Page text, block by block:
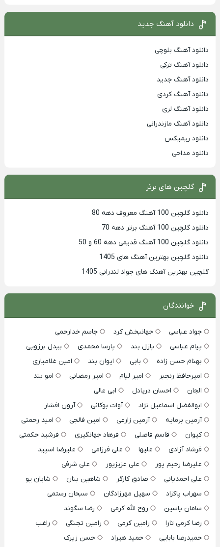
دانلود آهنگ جدید
دانلود آهنگ بلوچی
دانلود آهنگ ترکی
دانلود آهنگ جدید
دانلود آهنگ کردی
دانلود آهنگ لری
دانلود آهنگ مازندرانی
دانلود ریمیکس
دانلود مداحی
گلچین های برتر
دانلود گلچین 100 آهنگ معروف دهه 80
دانلود گلچین 100 آهنگ برتر دهه 70
دانلود گلچین 100 آهنگ قدیمی دهه 60 و 50
دانلود گلچین بهترین آهنگ های 1405
گلچین بهترین آهنگ های جواد لندرانی 1405
خوانندگان
جواد عباسی جهانبخش کرد
جاسم خدارحمی
پیام عباسی
پازل بند پارسا محمدی
بیدل برزویی
بهنام حسن زاده
بابی ایوان بند
امین غلامیاری
امیرحافظ رنجبر
امیر لیام امیر رمضانی
امو بند
الجان
احسان دریادل
ابی عالی
ابوالفضل اسماعیل نژاد
آوات بوکانی
آرون افشار
آرمین برمایه
آرمین زارعی امین فالجی
امید رحمتی
کیوان
قاسم فاضلی فرهاد جهانگیری
فرشید حکمتی
فرشاد آزادی
علیها علی فرزامی
علیرضا اسپید
علیرضا رحیم پور
علی عزیزپور
علی شرفی
علی احمدیانی
صادق کارگر شاهین بنان
شایان یو
سهراب پاکزاد
سهیل مهرزادگان
سبحان رستمی
سامان یاسین
روح الله کرمی
رضا سگوند
رضا کرمی تارا
رامین کرمی رامین تجنگی
راغب
حمیدرضا بابایی
حمید هیراد
حسن زیرک